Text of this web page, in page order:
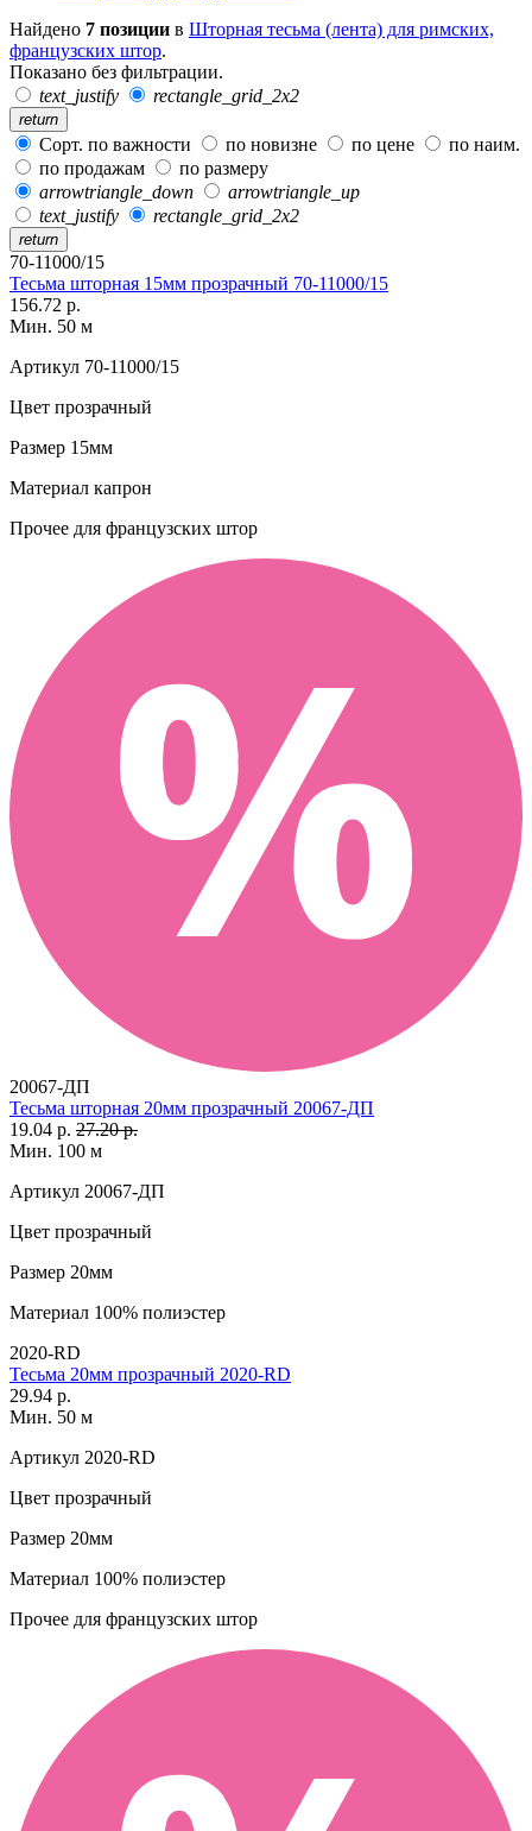
Найдено 7 позиции в Шторная тесьма (лента) для римских,
французских штор.
Показано без фильтрации.
text_justify
rectangle_grid_2x2
return
Сорт. по важности по новизне по цене
по наим.
по продажам
по размеру
arrowtriangle_down
arrowtriangle_up
text_justify
rectangle_grid_2x2
return
70-11000/15
Тесьма шторная 15мм прозрачный 70-11000/15
156.72 р.
Мин. 50 м
Артикул 70-11000/15
Цвет прозрачный
Размер 15мм
Материал капрон
Прочее для французских штор
20067-ДП
Тесьма шторная 20мм прозрачный 20067-ДП
19.04 р. 27.20 р.
Мин. 100 м
Артикул 20067-ДП
Цвет прозрачный
Размер 20мм
Материал 100% полиэстер
2020-RD
Тесьма 20мм прозрачный 2020-RD
29.94 р.
Мин. 50 м
Артикул 2020-RD
Цвет прозрачный
Размер 20мм
Материал 100% полиэстер
Прочее для французских штор